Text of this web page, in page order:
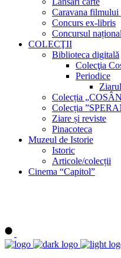
Caravana filmului
Concurs ex-libris
Concursul
COLECŢII
Biblioteca digitală
Colecţia
Periodice
Colecția
Colecția
Ziare și reviste
Pinacoteca
Muzeul de Istorie
Istoric
Articole/colecții
Cinema “Capitol”